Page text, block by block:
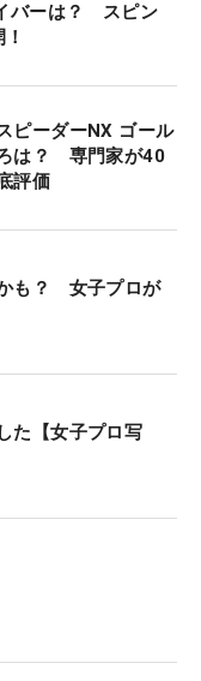
バーは？ スピン
ピーダーNX ゴール
ろは？ 専門家が40
評価
も？ 女子プロが
た【女子プロ写